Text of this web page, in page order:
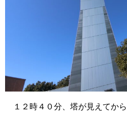
１２時４０分、塔が見えてから